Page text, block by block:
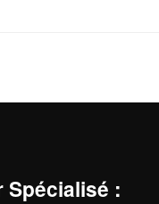
Spécialisé :